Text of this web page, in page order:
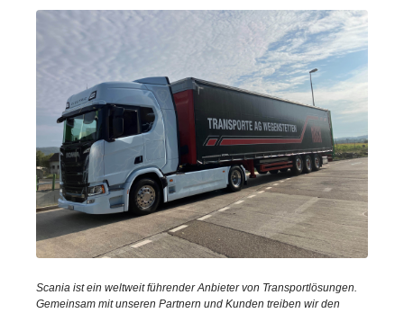
Scania ist ein weltweit führender Anbieter von Transportlösungen.
Gemeinsam mit unseren Partnern und Kunden treiben wir den